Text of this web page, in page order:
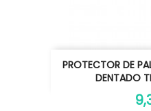
PROTECTOR DE
DENTADO